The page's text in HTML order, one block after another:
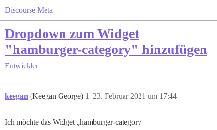
Discourse Meta
Dropdown zum Widget
"hamburger-category" hinzufügen
Entwickler
keegan (Keegan George) 23. Februar 2021 um 17:44
1
Ich möchte das Widget „hamburger-category